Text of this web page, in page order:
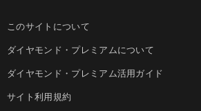
このサイトについて
ダイヤモンド・プレミアムについて
ダイヤモンド・プレミアム活用ガイド
サイト利用規約